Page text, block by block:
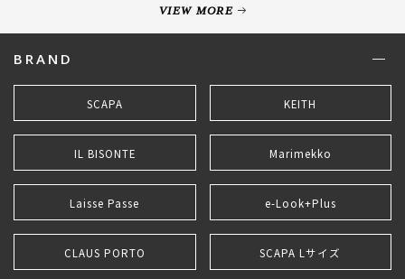
VIEW MORE
BRAND
SCAPA KEITH
IL BISONTE Marimekko
Laisse Passe e-Look+Plus
CLAUS PORTO SCAPA Lサイズ